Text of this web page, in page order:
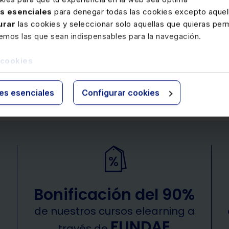
esenciales para denegar todas las cookies excepto
las cookies y seleccionar solo aquellas que quieras
las que sean indispensables para la navegación.
esenciales Configurar cookies
Alejandro García Gutiérrez
350€+ IVA + IVA
Bartolomé Borrego Zabala
Cristina Aragón Gómez
1 2 3 4 5
Bonificación del 90%
de nuestros cursos elearning a